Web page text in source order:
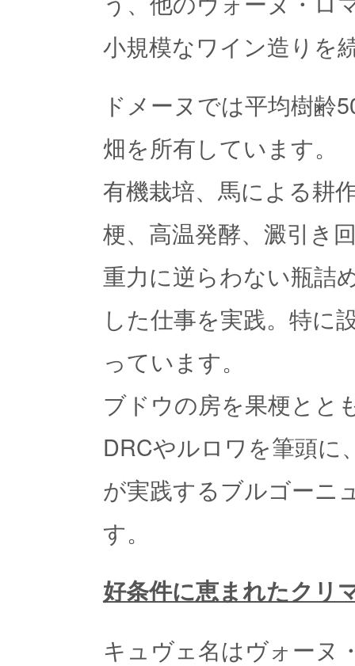
小規模なワイン造りを
ドメーヌでは平均樹齢
畑を所有しています。
有機栽培、馬による耕
梗、高温発酵、澱引き
重力に逆らわない瓶詰
した仕事を実践。特に
っています。
ブドウの房を果梗とと
DRCやルロワを筆頭に
が実践するブルゴーニ
す。
好条件に恵まれたクリ
キュヴェ名はヴォーヌ